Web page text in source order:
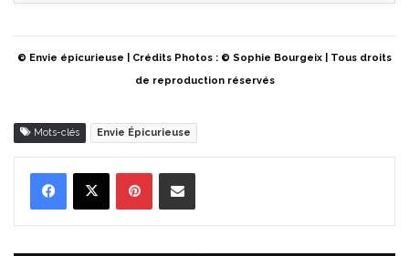
© Envie épicurieuse | Crédits Photos : © Sophie Bourgeix | Tous droits
de reproduction réservés
Mots-clés Envie Épicurieuse